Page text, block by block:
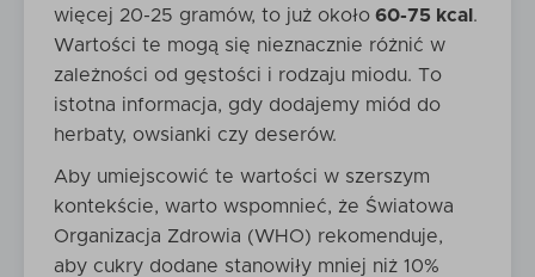
więcej 20-25 gramów, to już około 60-75 kcal .
Wartości te mogą się nieznacznie różnić w
zależności od gęstości i rodzaju miodu. To
istotna informacja, gdy dodajemy miód do
herbaty, owsianki czy deserów.
Aby umiejscowić te wartości w szerszym
kontekście, warto wspomnieć, że Światowa
Organizacja Zdrowia (WHO) rekomenduje,
aby cukry dodane stanowiły mniej niż 10%